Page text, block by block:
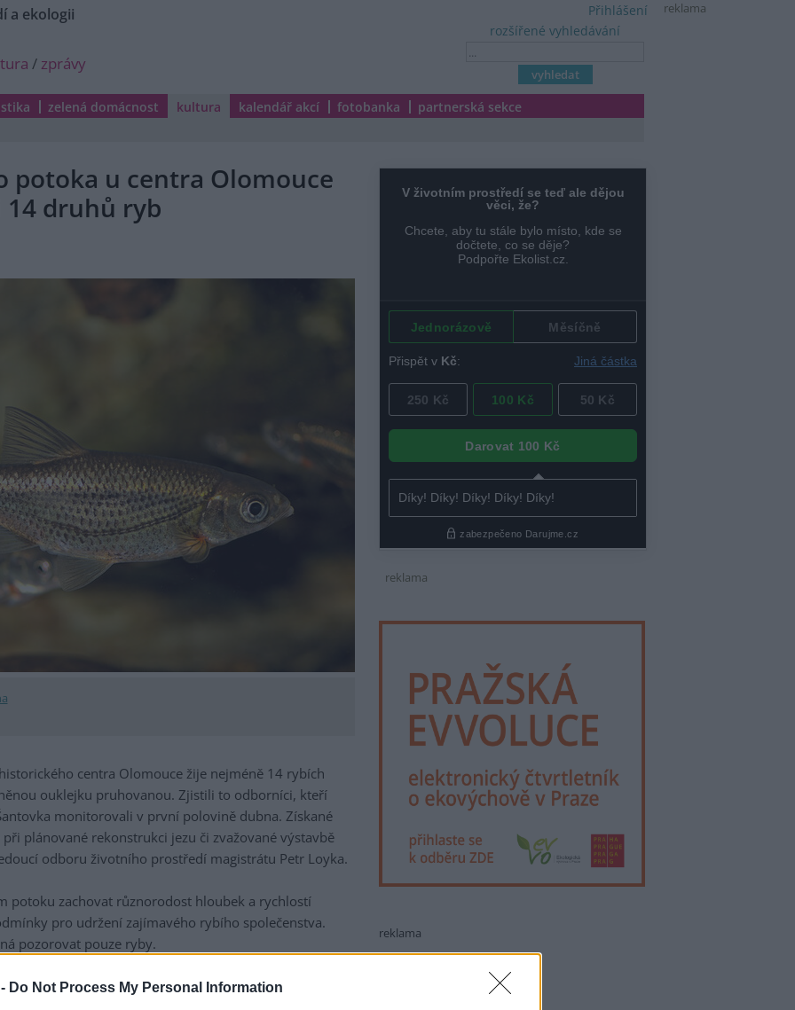
Do Not Process My Personal Information
reklama
a ekologii
/ zprávy
rozšířené vyhledávání
Přihlášení
zelená domácnost kultura kalendář akcí fotobanka partnerská sekce
potoka u centra Olomouce
druhů ryb
centra Olomouce žije nejméně 14 rybích
ouklejku pruhovanou. Zjistili to odborníci, kteří
monitorovali v první polovině dubna. Získané
plánované rekonstrukci jezu či zvažované výstavbě
odboru životního prostředí magistrátu Petr Loyka.
potoku zachovat různorodost hloubek a rychlostí
pro udržení zajímavého rybího společenstva.
pozorovat pouze ryby.
dna. Říkáme jim makrozoobentos a jsou
v řece, jako jedni z prvních reagují na případné
reklama
reklama